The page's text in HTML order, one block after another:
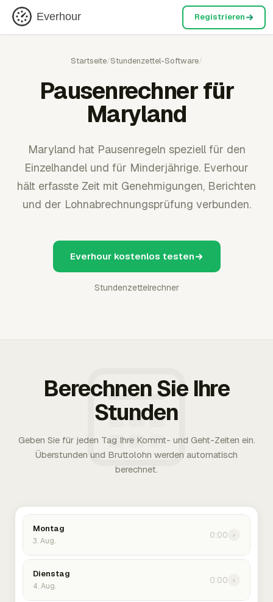
Everhour Registrieren
Startseite/Stundenzettel-Software/
Pausenrechner für
Maryland
Maryland hat Pausenregeln speziell für den
Einzelhandel und für Minderjährige. Everhour
hält erfasste Zeit mit Genehmigungen, Berichten
und der Lohnabrechnungsprüfung verbunden.
Everhour kostenlos testen
Stundenzettelrechner
Berechnen Sie Ihre
Stunden
Geben Sie für jeden Tag Ihre Kommt- und Geht-Zeiten ein.
Überstunden und Bruttolohn werden automatisch
berechnet.
Montag
3. Aug.
0:00 ›
Dienstag
4. Aug.
0:00 ›